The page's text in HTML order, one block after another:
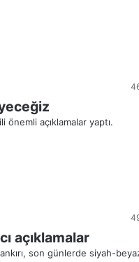
açıklamalar yaptı.
açıklamalar
son günlerde siyah-